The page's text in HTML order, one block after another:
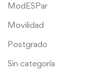
ModESPar
Movilidad
Postgrado
Sin categoría